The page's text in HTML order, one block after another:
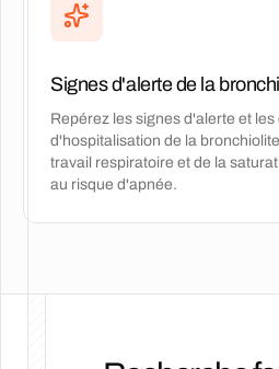
Signes d'alerte de la
Repérez les signes d'alerte et les
d'hospitalisation de la
travail respiratoire et de la
au risque d'apnée.